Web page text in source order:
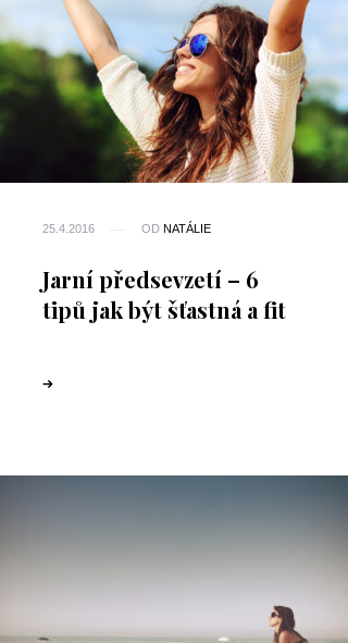
25.4.2016 OD NATÁLIE
Jarní předsevzetí – 6
tipů jak být šťastná a fit